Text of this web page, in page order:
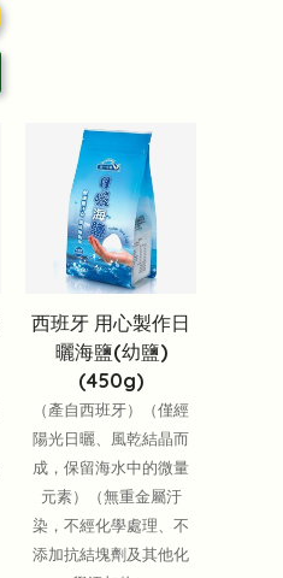
西班牙 用心製作日
曬海鹽(幼鹽)
(450g)
（產自西班牙）（僅經
陽光日曬、風乾結晶而
成，保留海水中的微量
元素）（無重金屬汙
染，不經化學處理、不
添加抗結塊劑及其他化